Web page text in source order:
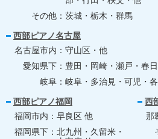
その他
茨城・栃木・群馬
西部ピアノ名古屋
名古屋市内
守山区・他
愛知県下
豊田・岡崎・瀬戸・春
岐阜
岐阜・多治見・可児・
西部ピアノ福岡
福岡市内
早良区 他
福岡県下
北九州・久留米・
西
那